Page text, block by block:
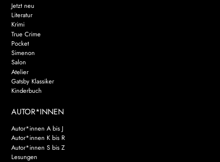
Jetzt neu
Literatur
Krimi
True Crime
Pocket
Simenon
Salon
Atelier
Gatsby Klassiker
Kinderbuch
AUTOR*INNEN
Autor*innen A bis J
Autor*innen K bis R
Autor*innen S bis Z
Lesungen